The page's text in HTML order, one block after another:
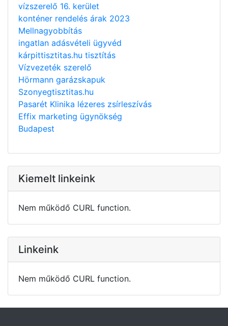
vízszerelő 16. kerület
konténer rendelés árak 2023
Mellnagyobbítás
ingatlan adásvételi ügyvéd
kárpittisztitas.hu tisztítás
Vízvezeték szerelő
Hörmann garázskapuk
Szonyegtisztitas.hu
Pasarét Klinika lézeres zsírleszívás
Effix marketing ügynökség
Budapest
Kiemelt linkeink
Nem működő CURL function.
Linkeink
Nem működő CURL function.